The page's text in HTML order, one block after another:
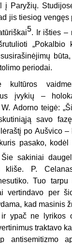
į Paryžių.
jis tiesiog vengęs
5. Ir išties –
„Pokalbio
periodai.
kultūros
įvykių –
Adorno teigė:
savo
po Aušvico –
pasako, kodėl
sakiniai
kliše. P.
Tuo tarpu
vertindavo per
kad masinis
ypač ne lyrikos
traktavo
antisemitizmo